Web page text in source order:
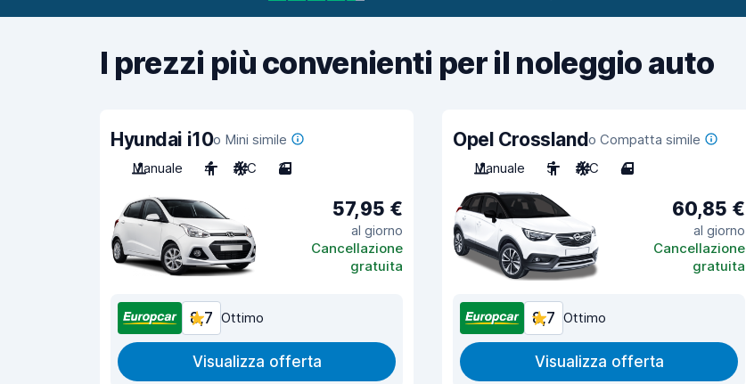
I prezzi più convenienti per il noleggio auto
Hyundai i10o Mini simile
Manuale
4 A/C 3
57,95 €
al giorno
Cancellazione
gratuita
8,7 Ottimo
Visualizza offerta
Opel Crosslando Compatta simile
Manuale
5 A/C 4
60,85 €
al giorno
Cancellazione
gratuita
8,7 Ottimo
Visualizza offerta